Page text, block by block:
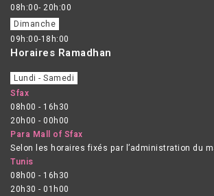
08h:00- 20h:00
Dimanche
09h:00-18h:00
Horaires Ramadhan
Lundi - Samedi
Sfax
08h00 - 16h30
20h00 - 00h00
Para Mall of Sfax
Selon les horaires fixés par l’administration du
Tunis
08h00 - 16h30
20h30 - 01h00